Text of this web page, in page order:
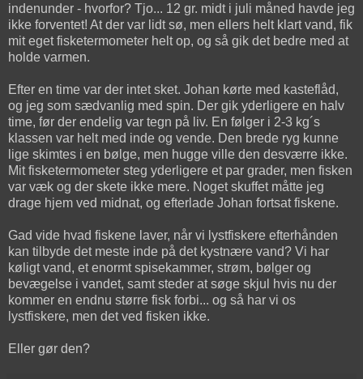
indenunder - hvorfor? Tjo... 12 gr. midt i juli måned havde jeg
ikke forventet! At der var lidt sø, men ellers helt klart vand, fik
mit eget fisketermometer helt op, og så gik det bedre med at
holde varmen.
Efter en time var der intet sket. Johan kørte med kasteflåd,
og jeg som sædvanlig med spin. Der gik yderligere en halv
time, før der endelig var tegn på liv. En følger i 2-3 kg´s
klassen var helt med inde og vende. Den brede ryg kunne
lige skimtes i en bølge, men hugge ville den desværre ikke.
Mit fisketermometer steg yderligere et par grader, men fisken
var væk og der skete ikke mere. Noget skuffet måtte jeg
drage hjem ved midnat, og efterlade Johan fortsat fiskene.
Gad vide hvad fiskene laver, når vi lystfiskere efterhånden
kan tilbyde det meste inde på det kystnære vand? Vi har
køligt vand, et enormt spisekammer, strøm, bølger og
bevægelse i vandet, samt steder at søge skjul hvis nu der
kommer en endnu større fisk forbi... og så har vi os
lystfiskere, men det ved fisken ikke.
Eller gør den?